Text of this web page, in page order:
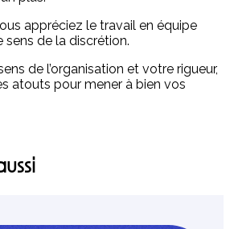
appréciez le travail en équipe
de la discrétion.
de l’organisation et votre rigueur,
atouts pour mener à bien vos